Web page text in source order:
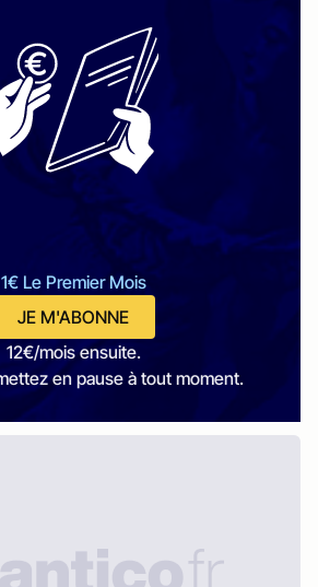
1€ Le Premier Mois
JE M'ABONNE
12€/mois ensuite.
en pause à tout moment.